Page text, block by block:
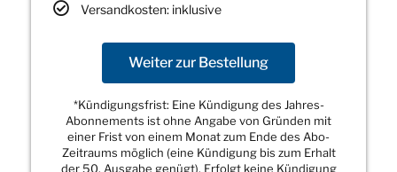
Versandkosten: inklusive
Weiter zur Bestellung
*Kündigungsfrist: Eine Kündigung des Jahres-
Abonnements ist ohne Angabe von Gründen mit
einer Frist von einem Monat zum Ende des Abo-
Zeitraums möglich (eine Kündigung bis zum Erhalt
der 50. Ausgabe genügt). Erfolgt keine Kündigung